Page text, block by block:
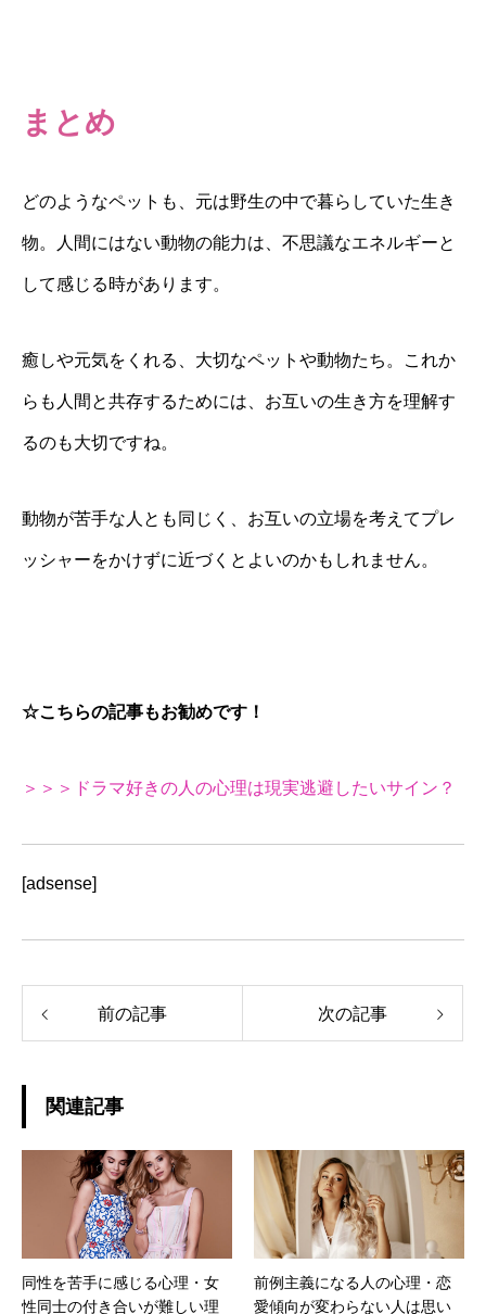
まとめ
どのようなペットも、元は野生の中で暮らしていた生き
物。人間にはない動物の能力は、不思議なエネルギーと
して感じる時があります。
癒しや元気をくれる、大切なペットや動物たち。これか
らも人間と共存するためには、お互いの生き方を理解す
るのも大切ですね。
動物が苦手な人とも同じく、お互いの立場を考えてプレ
ッシャーをかけずに近づくとよいのかもしれません。
☆こちらの記事もお勧めです！
＞＞＞ドラマ好きの人の心理は現実逃避したいサイン？
[adsense]
前の記事 次の記事
関連記事
同性を苦手に感じる心理・女
性同士の付き合いが難しい理
前例主義になる人の心理・恋
愛傾向が変わらない人は思い